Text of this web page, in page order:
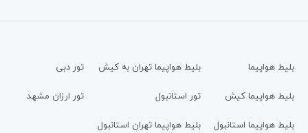
بلیط هواپیما
بلیط هواپیما کیش
بلیط هواپیما استانبول
بلیط هواپیما تهران به کیش
تور استانبول
بلیط هواپیما تهران استانبول
تور دبی
تور ارزان مشهد